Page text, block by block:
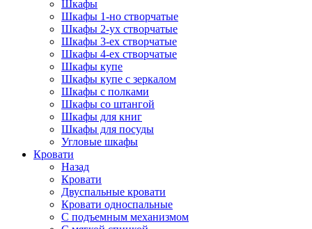
Шкафы
Шкафы 1-но створчатые
Шкафы 2-ух створчатые
Шкафы 3-ех створчатые
Шкафы 4-ех створчатые
Шкафы купе
Шкафы купе с зеркалом
Шкафы с полками
Шкафы со штангой
Шкафы для книг
Шкафы для посуды
Угловые шкафы
Кровати
Назад
Кровати
Двуспальные кровати
Кровати односпальные
С подъемным механизмом